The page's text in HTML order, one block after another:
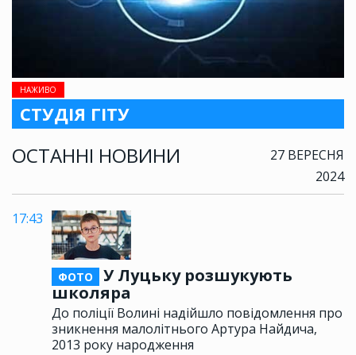
НАЖИВО
СТУДІЯ ГІТУ
ОСТАННІ НОВИНИ
27 ВЕРЕСНЯ
2024
17:43
ФОТО
У Луцьку розшукують
школяра
До поліції Волині надійшло повідомлення про
зникнення малолітнього Артура Найдича,
2013 року народження